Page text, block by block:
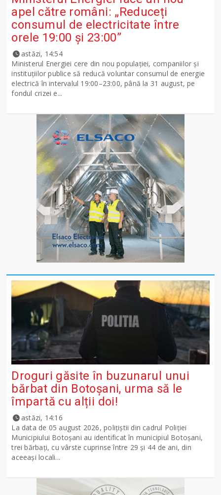
apel către români: „Reduceți
consumul de electricitate între
orele 19:00 și 23:00”
astăzi, 14:54
Ministerul Energiei cere din nou populației, companiilor și
instituțiilor publice să reducă voluntar consumul de energie
electrică în intervalul 19:00–23:00, până la 31 august, pe
fondul crizei e...
Droguri găsite în buzunarul unui
bărbat din Botoșani, urma să le
împartă cu alții doi!
astăzi, 14:16
La data de 05 august 2026, polițiștii din cadrul Poliției
Municipiului Botoșani au identificat în municipiul Botoșani,
trei bărbați, cu vârste cuprinse între 29 și 44 de ani, din
aceeași locali...